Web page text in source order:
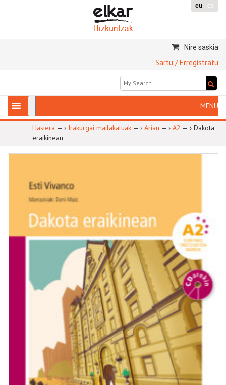
eu es
Nire saskia
Sartu / Erregistratu
Hasiera — › Irakurgai mailakatuak — › Arian — › A2 — › Dakota
eraikinean